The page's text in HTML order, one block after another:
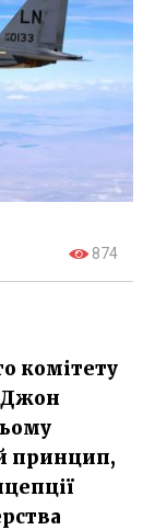
874
комітету
Джон
принцип,